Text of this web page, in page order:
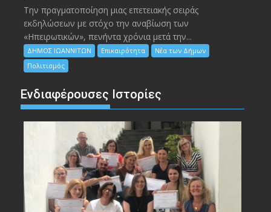
Την πραγματοποίηση μιας επετειακής σειράς
εκδηλώσεων με στόχο την αναβίωση των
«Ηπειρωτικών», πενήντα χρόνια μετά την...
ΔΗΜΟΣ ΙΩΑΝΝΙΤΩΝ Επικαιρότητα
Νέα των Δήμων
Πολιτισμός
Ενδιαφέρουσες Ιστορίες